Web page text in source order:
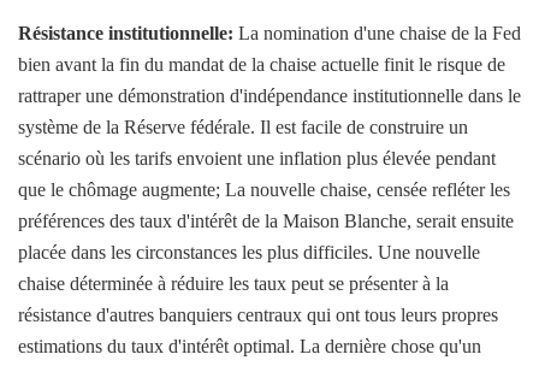
Résistance institutionnelle: La nomination d'une chaise de la Fed
bien avant la fin du mandat de la chaise actuelle finit le risque de
rattraper une démonstration d'indépendance institutionnelle dans le
système de la Réserve fédérale. Il est facile de construire un
scénario où les tarifs envoient une inflation plus élevée pendant
que le chômage augmente; La nouvelle chaise, censée refléter les
préférences des taux d'intérêt de la Maison Blanche, serait ensuite
placée dans les circonstances les plus difficiles. Une nouvelle
chaise déterminée à réduire les taux peut se présenter à la
résistance d'autres banquiers centraux qui ont tous leurs propres
estimations du taux d'intérêt optimal. La dernière chose qu'un